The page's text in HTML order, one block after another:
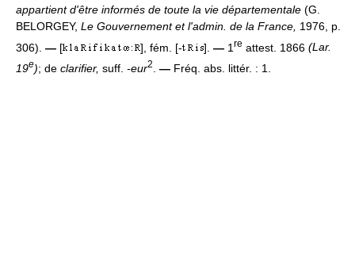
appartient d'être informés de toute la vie départementale (G.
BELORGEY, Le Gouvernement et l'admin. de la France, 1976, p.
306). — [ ], fém. [- ]. — 1 re attest. 1866 (Lar.
19e); de clarifier, suff. -eur2 — Fréq. abs. littér. : 1.